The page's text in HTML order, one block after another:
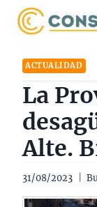
Saltar
ACTUALIDAD
La
Alte.
31/08/2023